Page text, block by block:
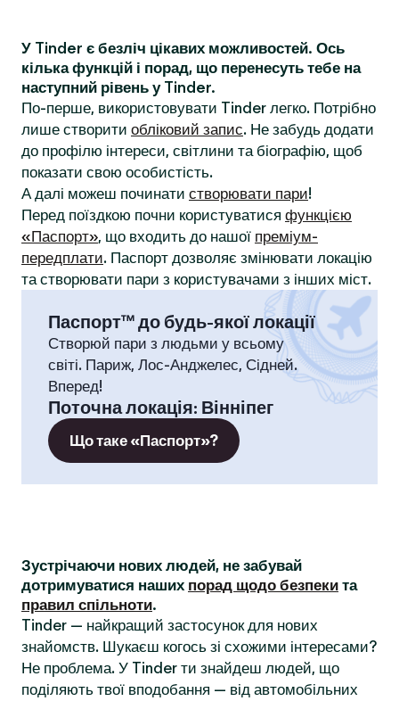
У Tinder є безліч цікавих можливостей. Ось
кілька функцій і порад, що перенесуть тебе на
наступний рівень у Tinder.
По-перше, використовувати Tinder легко. Потрібно
лише створити обліковий запис. Не забудь додати
до профілю інтереси, світлини та біографію, щоб
показати свою особистість.
А далі можеш починати створювати пари!
Перед поїздкою почни користуватися функцією
«Паспорт», що входить до нашої преміум-
передплати. Паспорт дозволяє змінювати локацію
та створювати пари з користувачами з інших міст.
Паспорт™ до будь-якої локації
Створюй пари з людьми у всьому
світі. Париж, Лос-Анджелес, Сідней.
Вперед!
Поточна локація: Вінніпег
Що таке «Паспорт»?
Зустрічаючи нових людей, не забувай
дотримуватися наших порад щодо безпеки та
правил спільноти.
Tinder — найкращий застосунок для нових
знайомств. Шукаєш когось зі схожими інтересами?
Не проблема. У Tinder ти знайдеш людей, що
поділяють твої вподобання — від автомобільних